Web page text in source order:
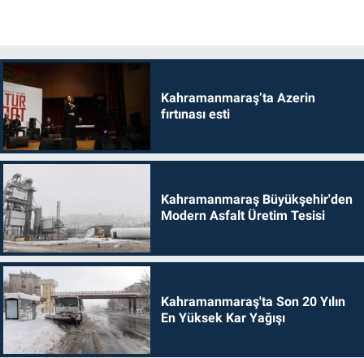
Kahramanmaraş’ta Azerin
fırtınası esti
Kahramanmaraş Büyükşehir'den
Modern Asfalt Üretim Tesisi
Kahramanmaraş'ta Son 20 Yılın
En Yüksek Kar Yağışı